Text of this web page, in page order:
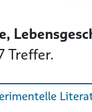
Treffer.